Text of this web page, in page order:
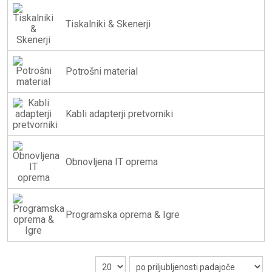
Tiskalniki & Skenerji
Potrošni material
Kabli adapterji pretvorniki
Obnovljena IT oprema
Programska oprema & Igre